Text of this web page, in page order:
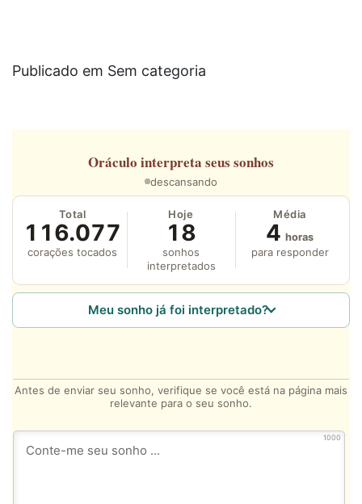
Publicado em Sem categoria
Oráculo interpreta seus sonhos
descansando
Total
116.077
corações tocados
Hoje
18
sonhos
interpretados
Média
4 horas
para responder
Meu sonho já foi interpretado?
Antes de enviar seu sonho, verifique se você está na página mais
relevante para o seu sonho.
1000